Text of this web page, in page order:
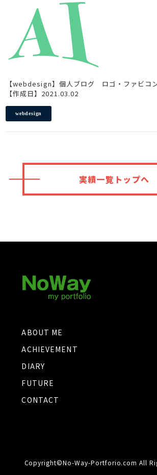
【webdesign】個人ブログ ロゴ・ファビコ
【作成日】2021.03.02
webdesign
実績一覧トップへ
ABOUT ME
ACHIEVEMENT
DIARY
FUTURE
CONTACT
Copyright©No-Way-Portforio.com All